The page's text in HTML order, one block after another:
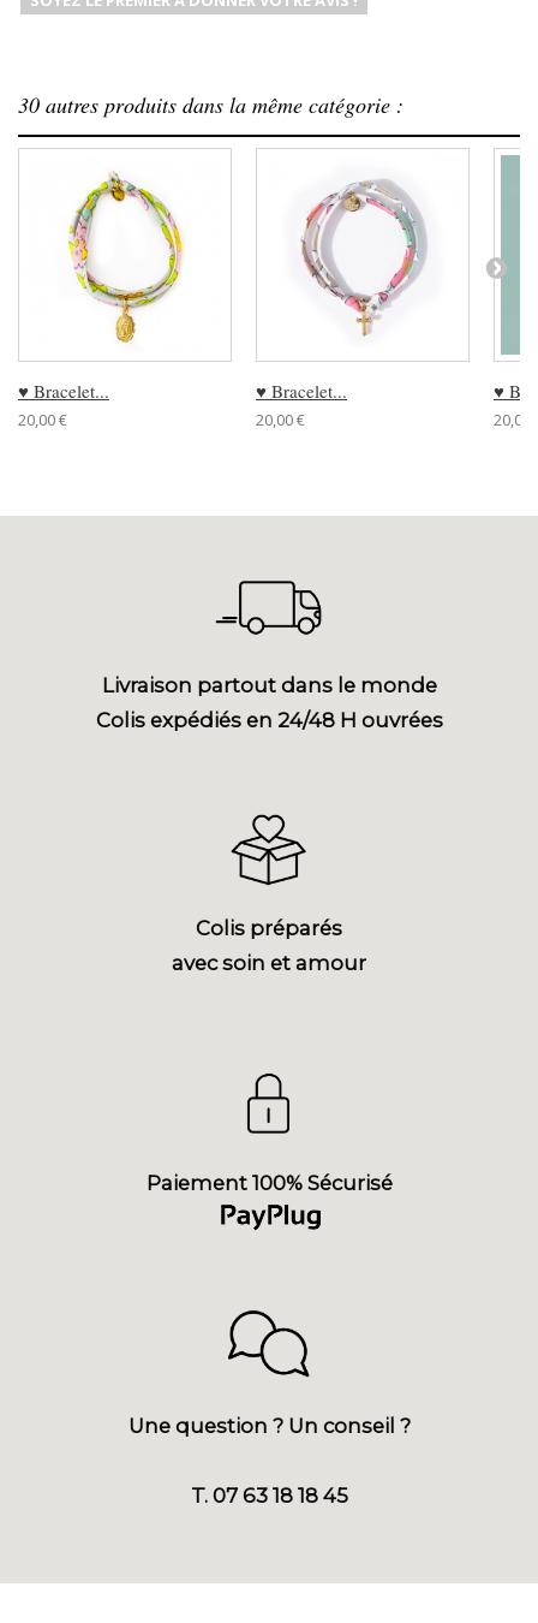
30 autres produits dans la même catégorie :
♥ Bracelet...
20,00 €
♥ Bracelet...
20,00 €
♥
20,00
Livraison partout dans le monde
Colis expédiés en 24/48 H ouvrées
Colis préparés
avec soin et amour
Paiement 100% Sécurisé
Une question ? Un conseil ?
T. 07 63 18 18 45